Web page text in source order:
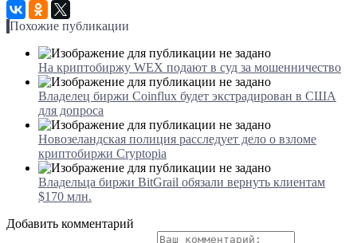
Похожие публикации
На криптобиржу WEX подают в суд за мошенничество
Владелец биржи Coinflux будет экстрадирован в США
для допроса
Новозеландская полиция расследует дело о взломе
криптобиржи Cryptopia
Владельца биржи BitGrail обязали вернуть клиентам
$170 млн.
Добавить комментарий